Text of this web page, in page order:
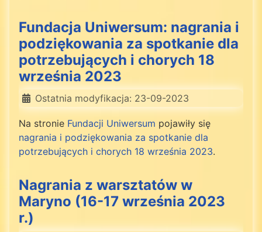
Fundacja Uniwersum: nagrania i
podziękowania za spotkanie dla
potrzebujących i chorych 18
września 2023
Ostatnia modyfikacja: 23-09-2023
Na stronie Fundacji Uniwersum pojawiły się
nagrania i podziękowania za spotkanie dla
potrzebujących i chorych 18 września 2023.
Nagrania z warsztatów w
Maryno (16-17 września 2023
r.)